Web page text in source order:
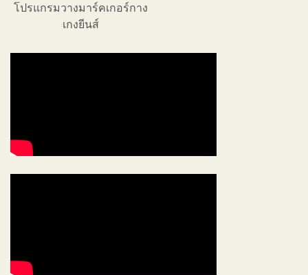
โปรแกรมวางมาร์คเกอร์กาง
เกงยีนส์